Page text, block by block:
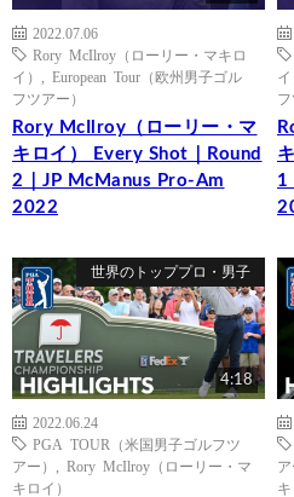
2022.07.06
Rory McIlroy（ローリー・マキロ
イ）
European Tour（欧州男子ゴル
フツアー）
Rory McIlroy（ローリー・マ
キロイ） Every Shot｜Round
2｜JP McManus Pro-Am
2022
イ
フ
1
世界のトッププロ・男子
4:18
2022.06.24
PGA TOUR（米国男子ゴルフツ
アー）
Rory McIlroy（ローリー・マ
キロイ）
ア
キ